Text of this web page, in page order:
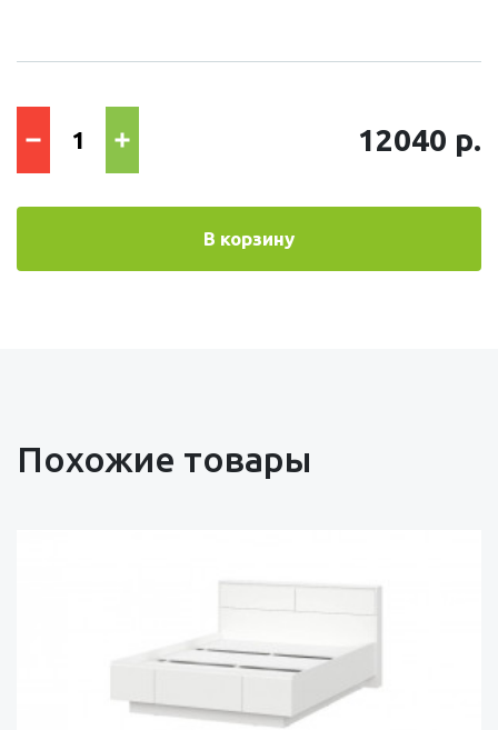
12040 р.
В корзину
Похожие товары